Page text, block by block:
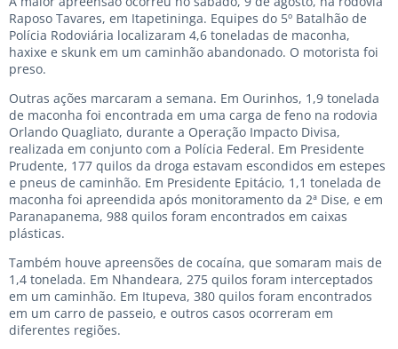
Raposo Tavares, em Itapetininga. Equipes do 5º Batalhão de
Polícia Rodoviária localizaram 4,6 toneladas de maconha,
haxixe e skunk em um caminhão abandonado. O motorista foi
preso.
Outras ações marcaram a semana. Em Ourinhos, 1,9 tonelada
de maconha foi encontrada em uma carga de feno na rodovia
Orlando Quagliato, durante a Operação Impacto Divisa,
realizada em conjunto com a Polícia Federal. Em Presidente
Prudente, 177 quilos da droga estavam escondidos em estepes
e pneus de caminhão. Em Presidente Epitácio, 1,1 tonelada de
maconha foi apreendida após monitoramento da 2ª Dise, e em
Paranapanema, 988 quilos foram encontrados em caixas
plásticas.
Também houve apreensões de cocaína, que somaram mais de
1,4 tonelada. Em Nhandeara, 275 quilos foram interceptados
em um caminhão. Em Itupeva, 380 quilos foram encontrados
em um carro de passeio, e outros casos ocorreram em
diferentes regiões.